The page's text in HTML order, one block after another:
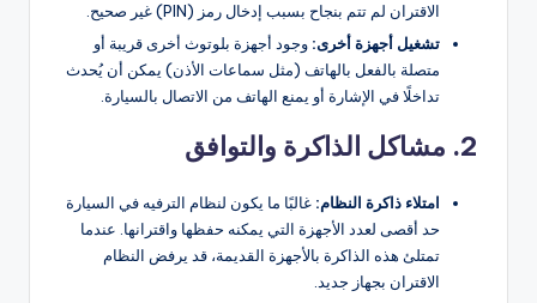
الاقتران لم تتم بنجاح بسبب إدخال رمز (PIN) غير صحيح.
تشغيل أجهزة أخرى: وجود أجهزة بلوتوث أخرى قريبة أو
متصلة بالفعل بالهاتف (مثل سماعات الأذن) يمكن أن يُحدث
تداخلًا في الإشارة أو يمنع الهاتف من الاتصال بالسيارة.
2. مشاكل الذاكرة والتوافق
امتلاء ذاكرة النظام: غالبًا ما يكون لنظام الترفيه في السيارة
حد أقصى لعدد الأجهزة التي يمكنه حفظها واقترانها. عندما
تمتلئ هذه الذاكرة بالأجهزة القديمة، قد يرفض النظام
الاقتران بجهاز جديد.